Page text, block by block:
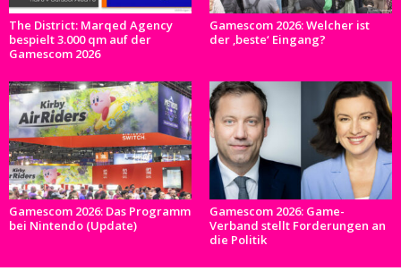
The District: Marqed Agency
bespielt 3.000 qm auf der
Gamescom 2026
Gamescom 2026: Welcher ist
der ‚beste‘ Eingang?
Gamescom 2026: Das Programm
bei Nintendo (Update)
Gamescom 2026: Game-
Verband stellt Forderungen an
die Politik